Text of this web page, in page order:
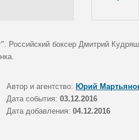
Российский боксер Дмитрий
Автор и агентство: Юрий
Дата события: 03.12.2016
Дата добавления: 04.12.2016